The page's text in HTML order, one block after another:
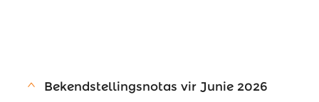
Bekendstellingsnotas vir Junie 2026